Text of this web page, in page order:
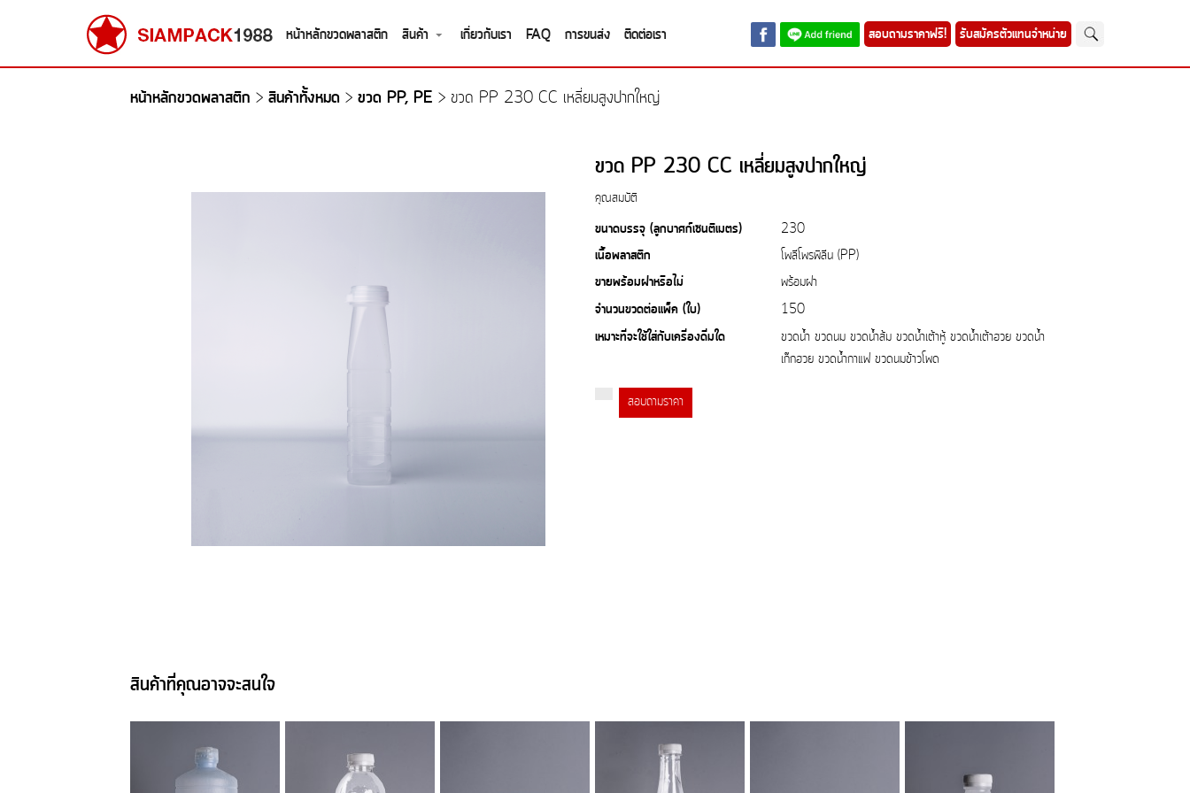
หน้าหลักขวดพลาสติก สินค้า เกี่ยวกับเรา FAQ การขนส่ง ติดต่อเรา สอบถามราคาฟรี! รับสมัครตัวแทนจำหน่าย
หน้าหลักขวดพลาสติก > สินค้าทั้งหมด > ขวด PP, PE > ขวด PP 230 CC เหลี่ยมสูงปากใหญ่
ขวด PP 230 CC เหลี่ยมสูงปากใหญ่
คุณสมบัติ
ขนาดบรรจุ (ลูกบาศก์เซนติเมตร) 230
เนื้อพลาสติก โพลีโพรพิลีน (PP)
ขายพร้อมฝาหรือไม่ พร้อมฝา
จำนวนขวดต่อแพ็ค (ใบ) 150
เหมาะที่จะใช้ใส่กับเครื่องดื่มใด
ขวดน้ำ ขวดนม ขวดน้ำส้ม ขวดน้ำเต้าหู้ ขวดน้ำเต้าฮวย ขวดน้ำ
เก๊กฮวย ขวดน้ำกาแฟ ขวดนมข้าวโพด
สอบถามราคา
สินค้าที่คุณอาจจะสนใจ